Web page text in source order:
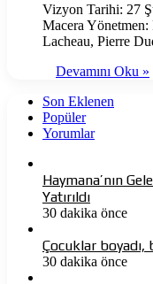
Vizyon Tarihi: 27
Macera
Lacheau, Pierre
Devamını Oku »
Son Eklenen
Popüler
Yorumlar
Haymana’nın
Yatırıldı
30 dakika önce
Çocuklar boyadı,
30 dakika önce